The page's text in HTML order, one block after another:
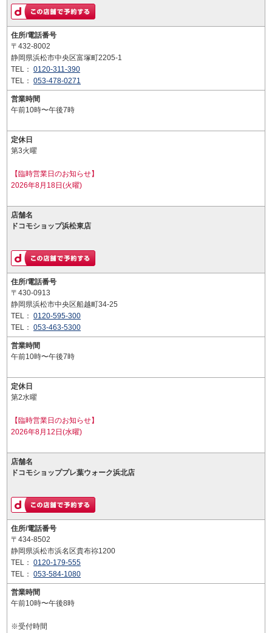
住所/電話番号
〒432-8002
静岡県浜松市中央区富塚町2205-1
TEL： 0120-311-390
TEL： 053-478-0271
営業時間
午前10時〜午後7時
定休日
第3火曜
【臨時営業日のお知らせ】
2026年8月18日(火曜)
店舗名
ドコモショップ浜松東店
住所/電話番号
〒430-0913
静岡県浜松市中央区船越町34-25
TEL： 0120-595-300
TEL： 053-463-5300
営業時間
午前10時〜午後7時
定休日
第2水曜
【臨時営業日のお知らせ】
2026年8月12日(水曜)
店舗名
ドコモショッププレ葉ウォーク浜北店
住所/電話番号
〒434-8502
静岡県浜松市浜名区貴布祢1200
TEL： 0120-179-555
TEL： 053-584-1080
営業時間
午前10時〜午後8時
※受付時間